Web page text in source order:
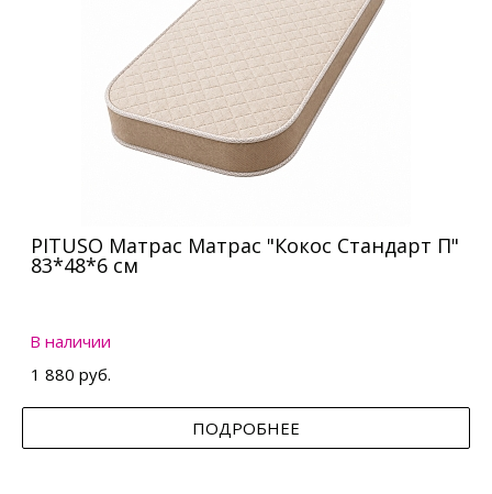
PITUSO Матрас Матрас "Кокос Стандарт П"
83*48*6 см
В наличии
1 880 руб.
ПОДРОБНЕЕ